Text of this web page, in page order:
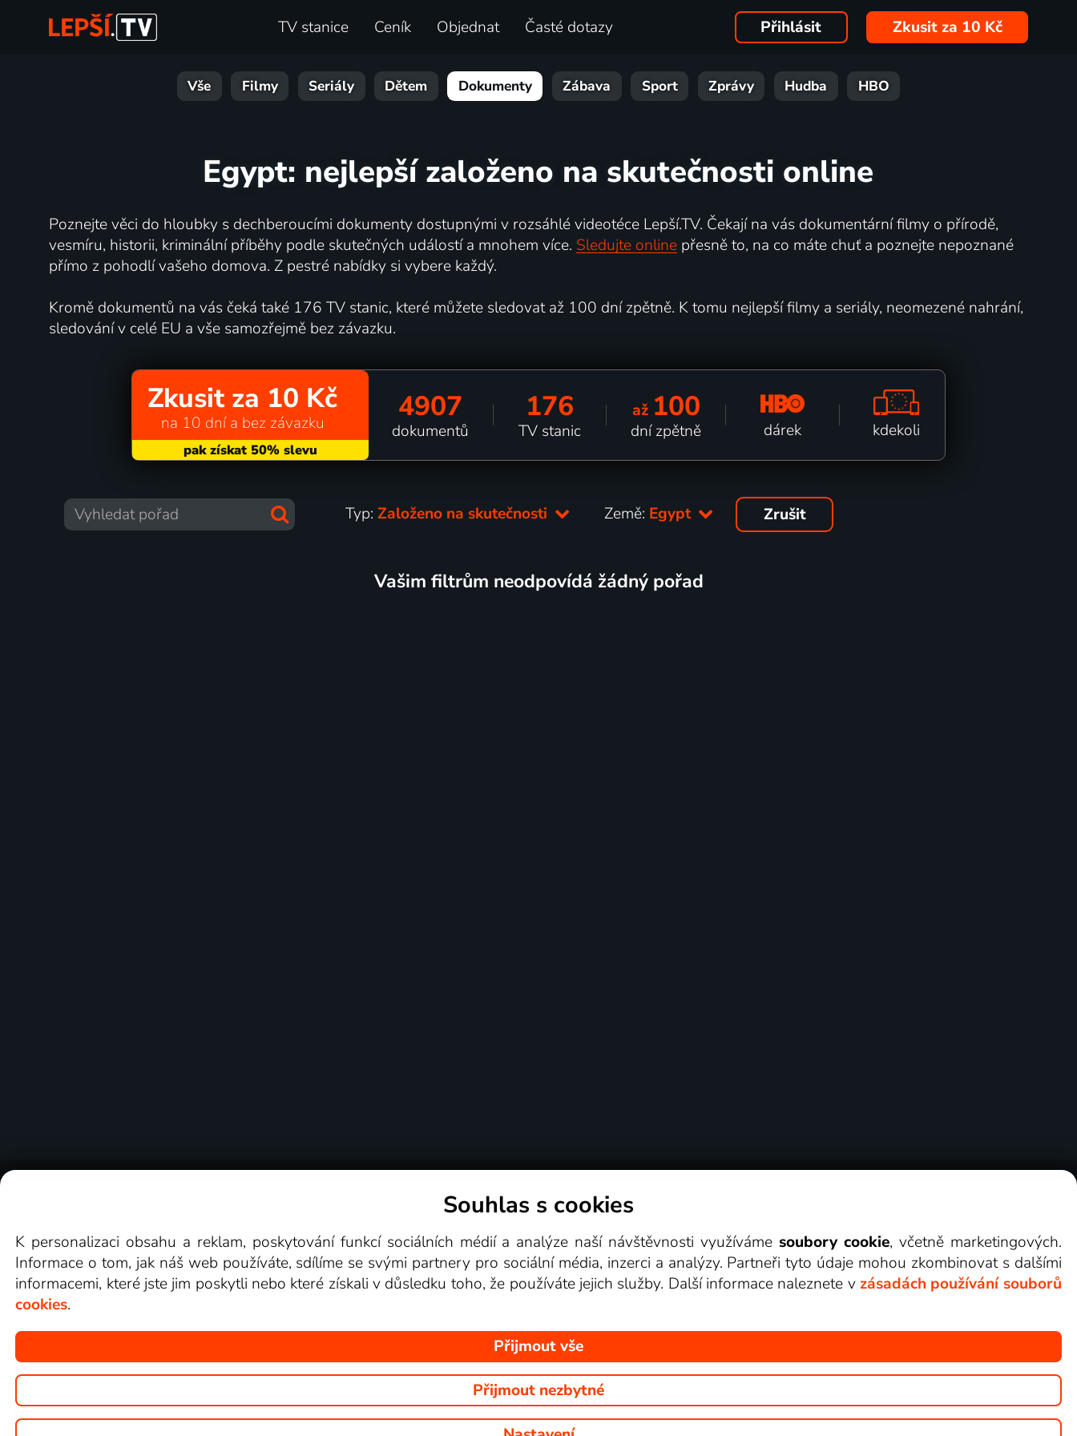
TV stanice Ceník Objednat Časté dotazy Přihlásit Zkusit za 10 Kč
Vše Filmy Seriály Dětem Dokumenty Zábava Sport Zprávy Hudba HBO
Egypt: nejlepší založeno na skutečnosti online
Poznejte věci do hloubky s dechberoucími dokumenty dostupnými v rozsáhlé videotéce Lepší.TV. Čekají na vás dokumentární filmy o přírodě,
vesmíru, historii, kriminální příběhy podle skutečných událostí a mnohem více. Sledujte onlinepřesně to, na co máte chuť a poznejte nepoznané
přímo z pohodlí vašeho domova. Z pestré nabídky si vybere každý.
Kromě dokumentů na vás čeká také 176 TV stanic, které můžete sledovat až 100 dní zpětně. K tomu nejlepší filmy a seriály, neomezené nahrání,
sledování v celé EU a vše samozřejmě bez závazku.
Zkusit za 10 Kč
na 10 dní a bez závazku 4907
dokumentů
176
TV stanic
až 100
dní zpětně dárek kdekoli
Typ: Založeno na skutečnosti Země: Egypt Zrušit
Vašim filtrům neodpovídá žádný pořad
Videotéka
Copyright © goNET s.r.o. Na tomto webu jsou zobrazovány obrázky z pořadů TV stanic, které můžete sledovat v Lepší.TV.
Souhlas s cookies
K personalizaci obsahu a reklam, poskytování funkcí sociálních médií a analýze naší návštěvnosti využívámesoubory cookie, včetně marketingových.
Informace o tom, jak náš web používáte, sdílíme se svými partnery pro sociální média, inzerci a analýzy. Partneři tyto údaje mohou zkombinovat s dalšími
informacemi, které jste jim poskytli nebo které získali v důsledku toho, že používáte jejich služby. Další informace naleznete v zásadách používání souborů
cookies.
Přijmout vše
Přijmout nezbytné